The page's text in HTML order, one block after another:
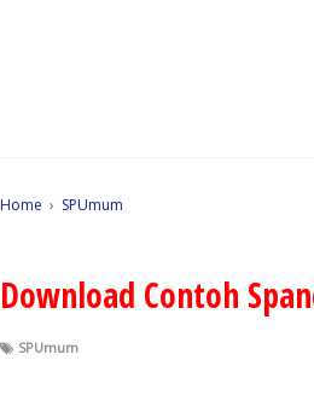
Home › SPUmum
Download Contoh
SPUmum